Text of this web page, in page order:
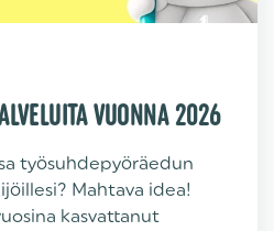
VUONNA 2026
työsuhdepyöräedun
Mahtava idea!
kasvattanut